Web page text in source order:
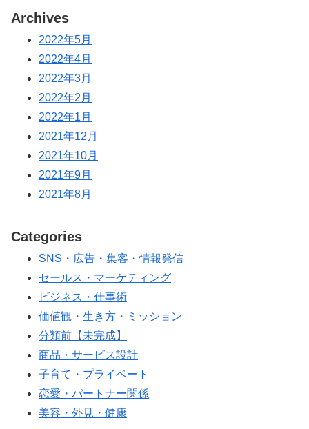
Archives
2022年5月
2022年4月
2022年3月
2022年2月
2022年1月
2021年12月
2021年10月
2021年9月
2021年8月
Categories
SNS・広告・集客・情報発信
セールス・マーケティング
ビジネス・仕事術
価値観・生き方・ミッション
分類前【未完成】
商品・サービス設計
子育て・プライベート
恋愛・パートナー関係
美容・外見・健康